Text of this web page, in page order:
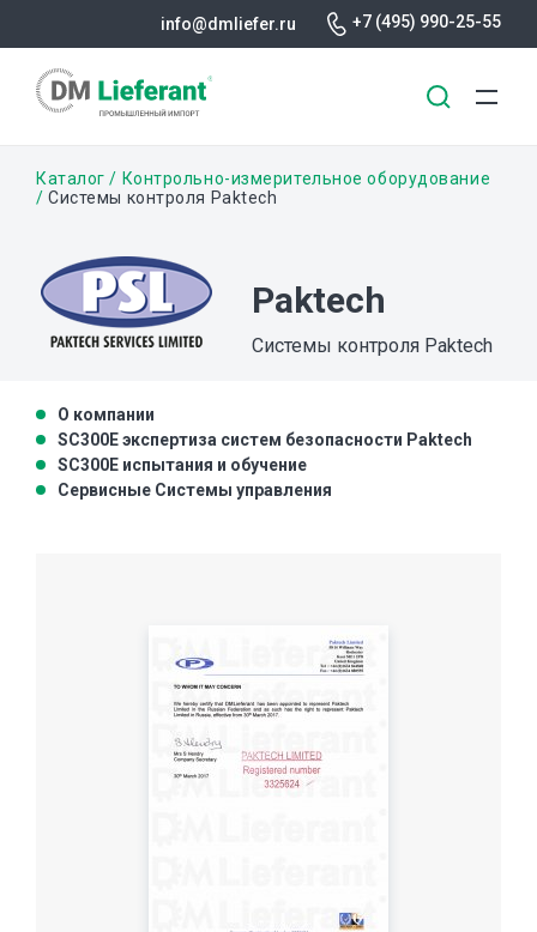
содержанию
info@dmliefer.ru +7 (495) 990-25-55
Строка
Каталог
Контрольно-измерительное оборудование
Системы контроля Paktech
Paktech
Системы контроля Paktech
О компании
SC300E экспертиза систем безопасности Paktech
SC300E испытания и обучение
Сервисные Системы управления